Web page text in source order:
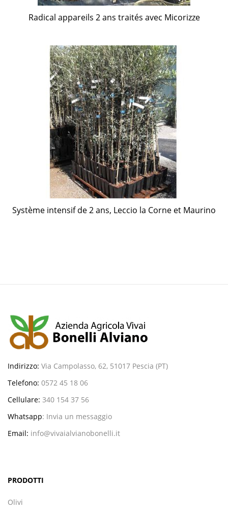
Radical appareils 2 ans traités avec Micorizze
Système intensif de 2 ans, Leccio la Corne et Maurino
Indirizzo: Via Campolasso, 62, 51017 Pescia (PT)
Telefono: 0572 45 18 06
Cellulare: 340 154 37 56
Whatsapp: Invia un messaggio
Email: info@vivaialvianobonelli.it
PRODOTTI
Olivi